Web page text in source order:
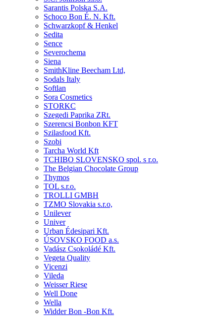
Sarantis Polska S.A.
Schoco Bon É. N. Kft.
Schwarzkopf & Henkel
Sedita
Sence
Severochema
Siena
SmithKline Beecham Ltd,
Sodals Italy
Softlan
Sora Cosmetics
STORKC
Szegedi Paprika ZRt.
Szerencsi Bonbon KFT
Szilasfood Kft.
Szobi
Tarcha World Kft
TCHIBO SLOVENSKO spol. s r.o.
The Belgian Chocolate Group
Thymos
TOL s.r.o.
TROLLI GMBH
TZMO Slovakia s.r.o,
Unilever
Univer
Urban Édesipari Kft.
ÚSOVSKO FOOD a.s.
Vadász Csokoládé Kft.
Vegeta Quality
Vicenzi
Vileda
Weisser Riese
Well Done
Wella
Widder Bon -Bon Kft.